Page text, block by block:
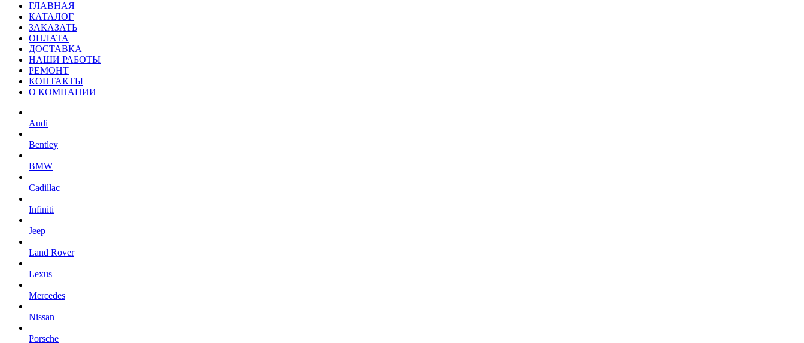
ГЛАВНАЯ
КАТАЛОГ
ЗАКАЗАТЬ
ОПЛАТА
ДОСТАВКА
НАШИ РАБОТЫ
РЕМОНТ
КОНТАКТЫ
О КОМПАНИИ
Audi
Bentley
BMW
Cadillac
Infiniti
Jeep
Land Rover
Lexus
Mercedes
Nissan
Porsche